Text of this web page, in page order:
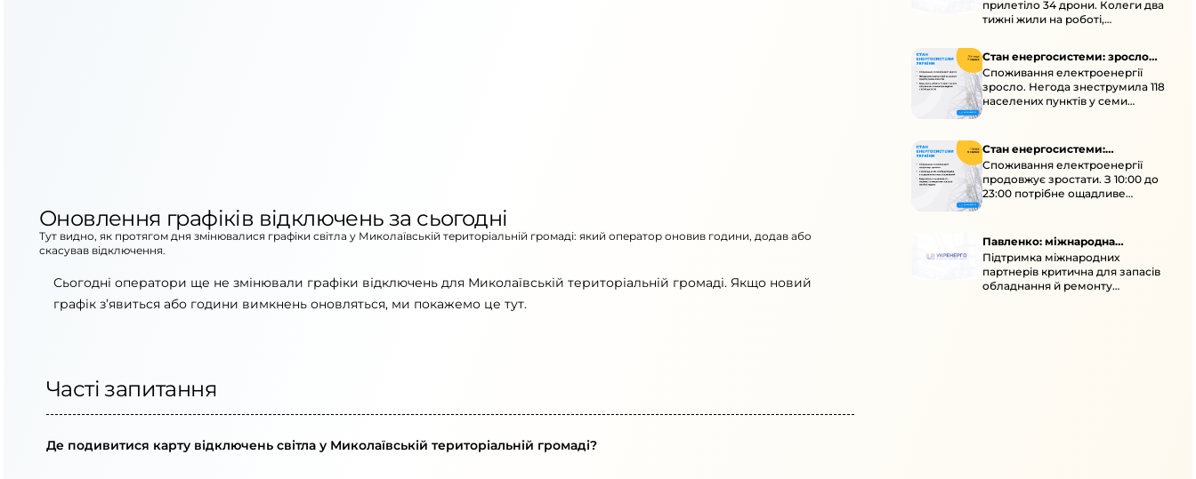
Оновлення графіків відключень за сьогодні
Тут видно, як протягом дня змінювалися графіки світла у Миколаївській територіальній громаді: який оператор оновив години, додав або
скасував відключення.
Сьогодні оператори ще не змінювали графіки відключень для Миколаївській територіальній громаді. Якщо новий
графік з’явиться або години вимкнень оновляться, ми покажемо це тут.
Часті запитання
Де подивитися карту відключень світла у Миколаївській територіальній громаді?
прилетіло 34 дрони. Колеги два
тижні жили на роботі,
Стан енергосистеми: зросло
споживання через негоду
Споживання електроенергії
зросло. Негода знеструмила 118
населених пунктів у семи
областях. Обмежте
електроприладами 10:00–23:00.
Стан енергосистеми:
споживання зростає
Споживання електроенергії
продовжує зростати. З 10:00 до
23:00 потрібне ощадливе
енергоспоживання, а
перенести на нічні години.
Павленко: міжнародна
підтримка для стійкості
енергосистеми
Підтримка міжнародних
партнерів критична для запасів
обладнання й ремонту